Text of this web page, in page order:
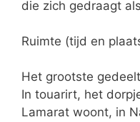
die zich gedraagt
Ruimte (tijd en
Het grootste
In touarirt, het
Lamarat woont, in